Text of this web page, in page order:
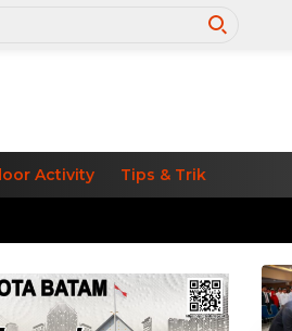
Activity Tips & Trik